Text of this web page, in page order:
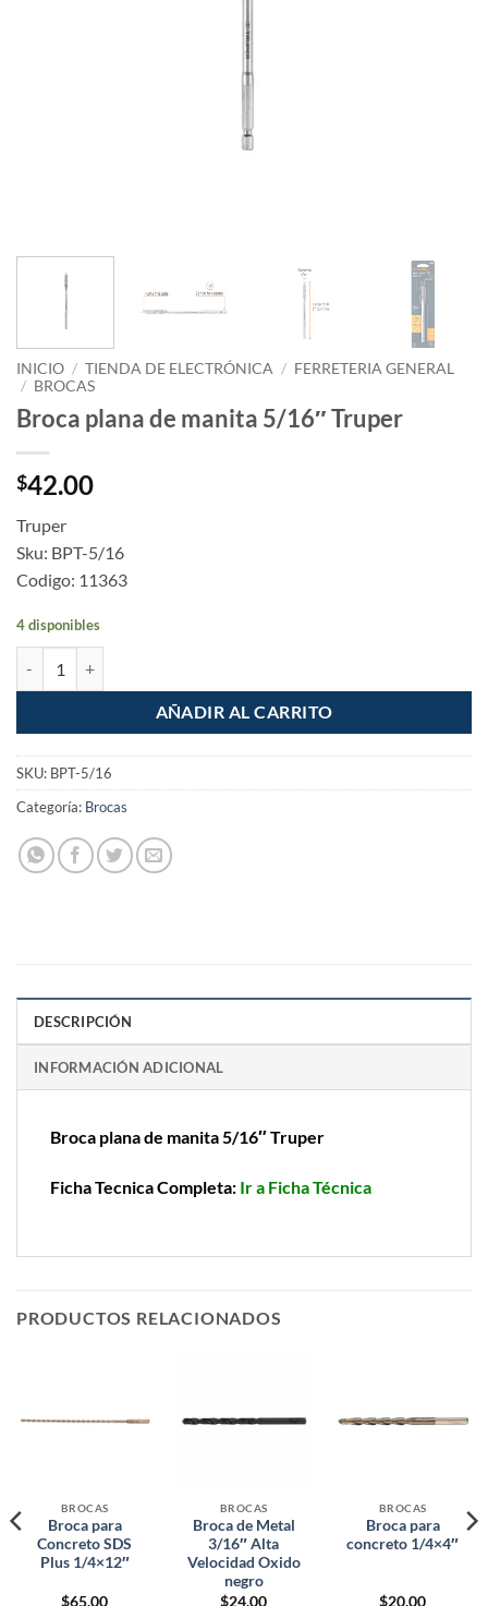
INICIO / TIENDA DE ELECTRÓNICA / FERRETERIA GENERAL
/ BROCAS
Broca plana de manita 5/16″ Truper
$42.00
Truper
Sku: BPT-5/16
Codigo: 11363
4 disponibles
AÑADIR AL CARRITO
SKU: BPT-5/16
Categoría: Brocas
DESCRIPCIÓN
INFORMACIÓN ADICIONAL
Broca plana de manita 5/16″ Truper
Ficha Tecnica Completa: Ir a Ficha Técnica
PRODUCTOS RELACIONADOS
BROCAS
Broca para
Concreto SDS
Plus 1/4×12″
$65.00
BROCAS
Broca de Metal
3/16″ Alta
Velocidad Oxido
negro
$24.00
BROCAS
Broca para
concreto 1/4×4″
$20.00